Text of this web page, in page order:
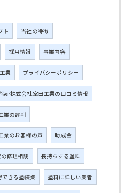
ト 当社の特徴
採用情報 事業内容
業 プライバシーポリシー
装･株式会社室田工業の口コミ情報
業の評判
業のお客様の声 助成金
修理相談 長持ちする塗料
できる塗装業 塗料に詳しい業者